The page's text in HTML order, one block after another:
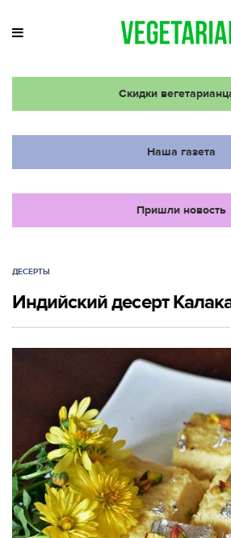
Скидки
Наша газета
Пришли новость
ДЕСЕРТЫ
Индийский десерт